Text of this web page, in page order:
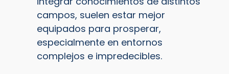
campos, suelen estar mejor
equipados para prosperar,
especialmente en entornos
complejos e impredecibles.